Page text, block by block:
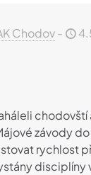
Chodov-
závody do
rychlost
disciplíny